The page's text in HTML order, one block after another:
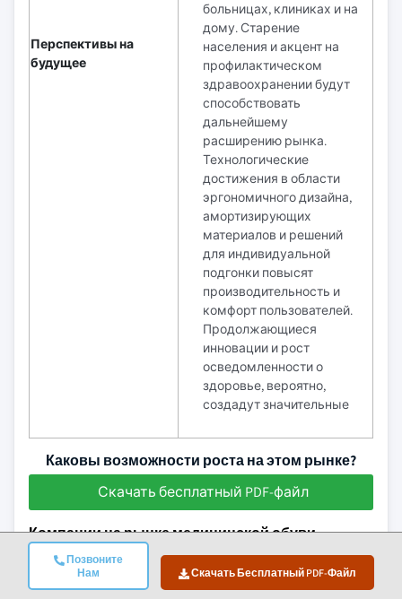
Позвоните
Нам
Скачать Бесплатный PDF-Файл
Перспективы на
будущее
больницах, клиниках и на
дому. Старение
населения и акцент на
профилактическом
здравоохранении будут
способствовать
дальнейшему
расширению рынка.
Технологические
достижения в области
эргономичного дизайна,
амортизирующих
материалов и решений
для индивидуальной
подгонки повысят
производительность и
комфорт пользователей.
Продолжающиеся
инновации и рост
осведомленности о
здоровье, вероятно,
создадут значительные
Каковы возможности роста на этом рынке?
Скачать бесплатный PDF-файл
Компании на рынке медицинской обуви
Крупнейшие игроки на рынке медицинской обуви
включают: